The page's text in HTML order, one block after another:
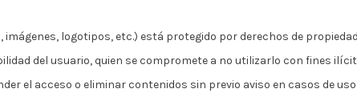
imágenes, logotipos, etc.) está protegido por derechos de
del usuario, quien se compromete a no utilizarlo con fines
el acceso o eliminar contenidos sin previo aviso en casos de